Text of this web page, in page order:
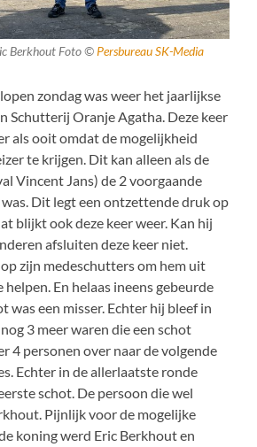
Berkhout Foto ©Persbureau SK-Media
zondag was weer het jaarlijkse
Schutterij Oranje Agatha. Deze keer
als ooit omdat de mogelijkheid
te krijgen. Dit kan alleen als de
Vincent Jans) de 2 voorgaande
Dit legt een ontzettende druk op
blijkt ook deze keer weer. Kan hij
afsluiten deze keer niet.
zijn medeschutters om hem uit
En helaas ineens gebeurde
was een misser. Echter hij bleef in
3 meer waren die een schot
4 personen over naar de volgende
Echter in de allerlaatste ronde
schot. De persoon die wel
Pijnlijk voor de mogelijke
koning werd Eric Berkhout en